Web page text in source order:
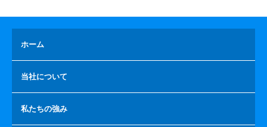
ホーム
当社について
私たちの強み